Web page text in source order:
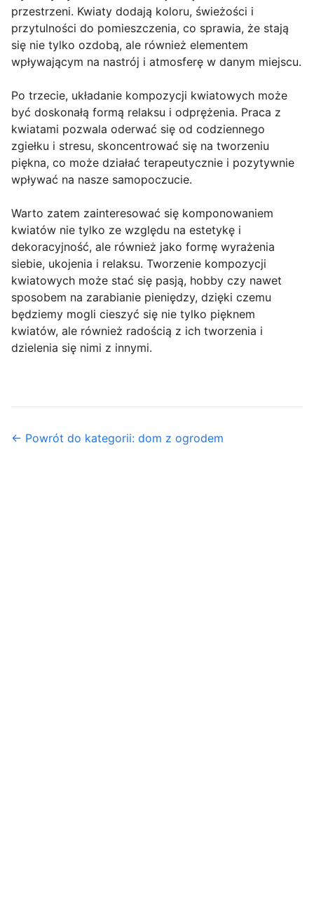
przestrzeni. Kwiaty dodają koloru, świeżości i
przytulności do pomieszczenia, co sprawia, że stają
się nie tylko ozdobą, ale również elementem
wpływającym na nastrój i atmosferę w danym miejscu.
Po trzecie, układanie kompozycji kwiatowych może
być doskonałą formą relaksu i odprężenia. Praca z
kwiatami pozwala oderwać się od codziennego
zgiełku i stresu, skoncentrować się na tworzeniu
piękna, co może działać terapeutycznie i pozytywnie
wpływać na nasze samopoczucie.
Warto zatem zainteresować się komponowaniem
kwiatów nie tylko ze względu na estetykę i
dekoracyjność, ale również jako formę wyrażenia
siebie, ukojenia i relaksu. Tworzenie kompozycji
kwiatowych może stać się pasją, hobby czy nawet
sposobem na zarabianie pieniędzy, dzięki czemu
będziemy mogli cieszyć się nie tylko pięknem
kwiatów, ale również radością z ich tworzenia i
dzielenia się nimi z innymi.
← Powrót do kategorii: dom z ogrodem